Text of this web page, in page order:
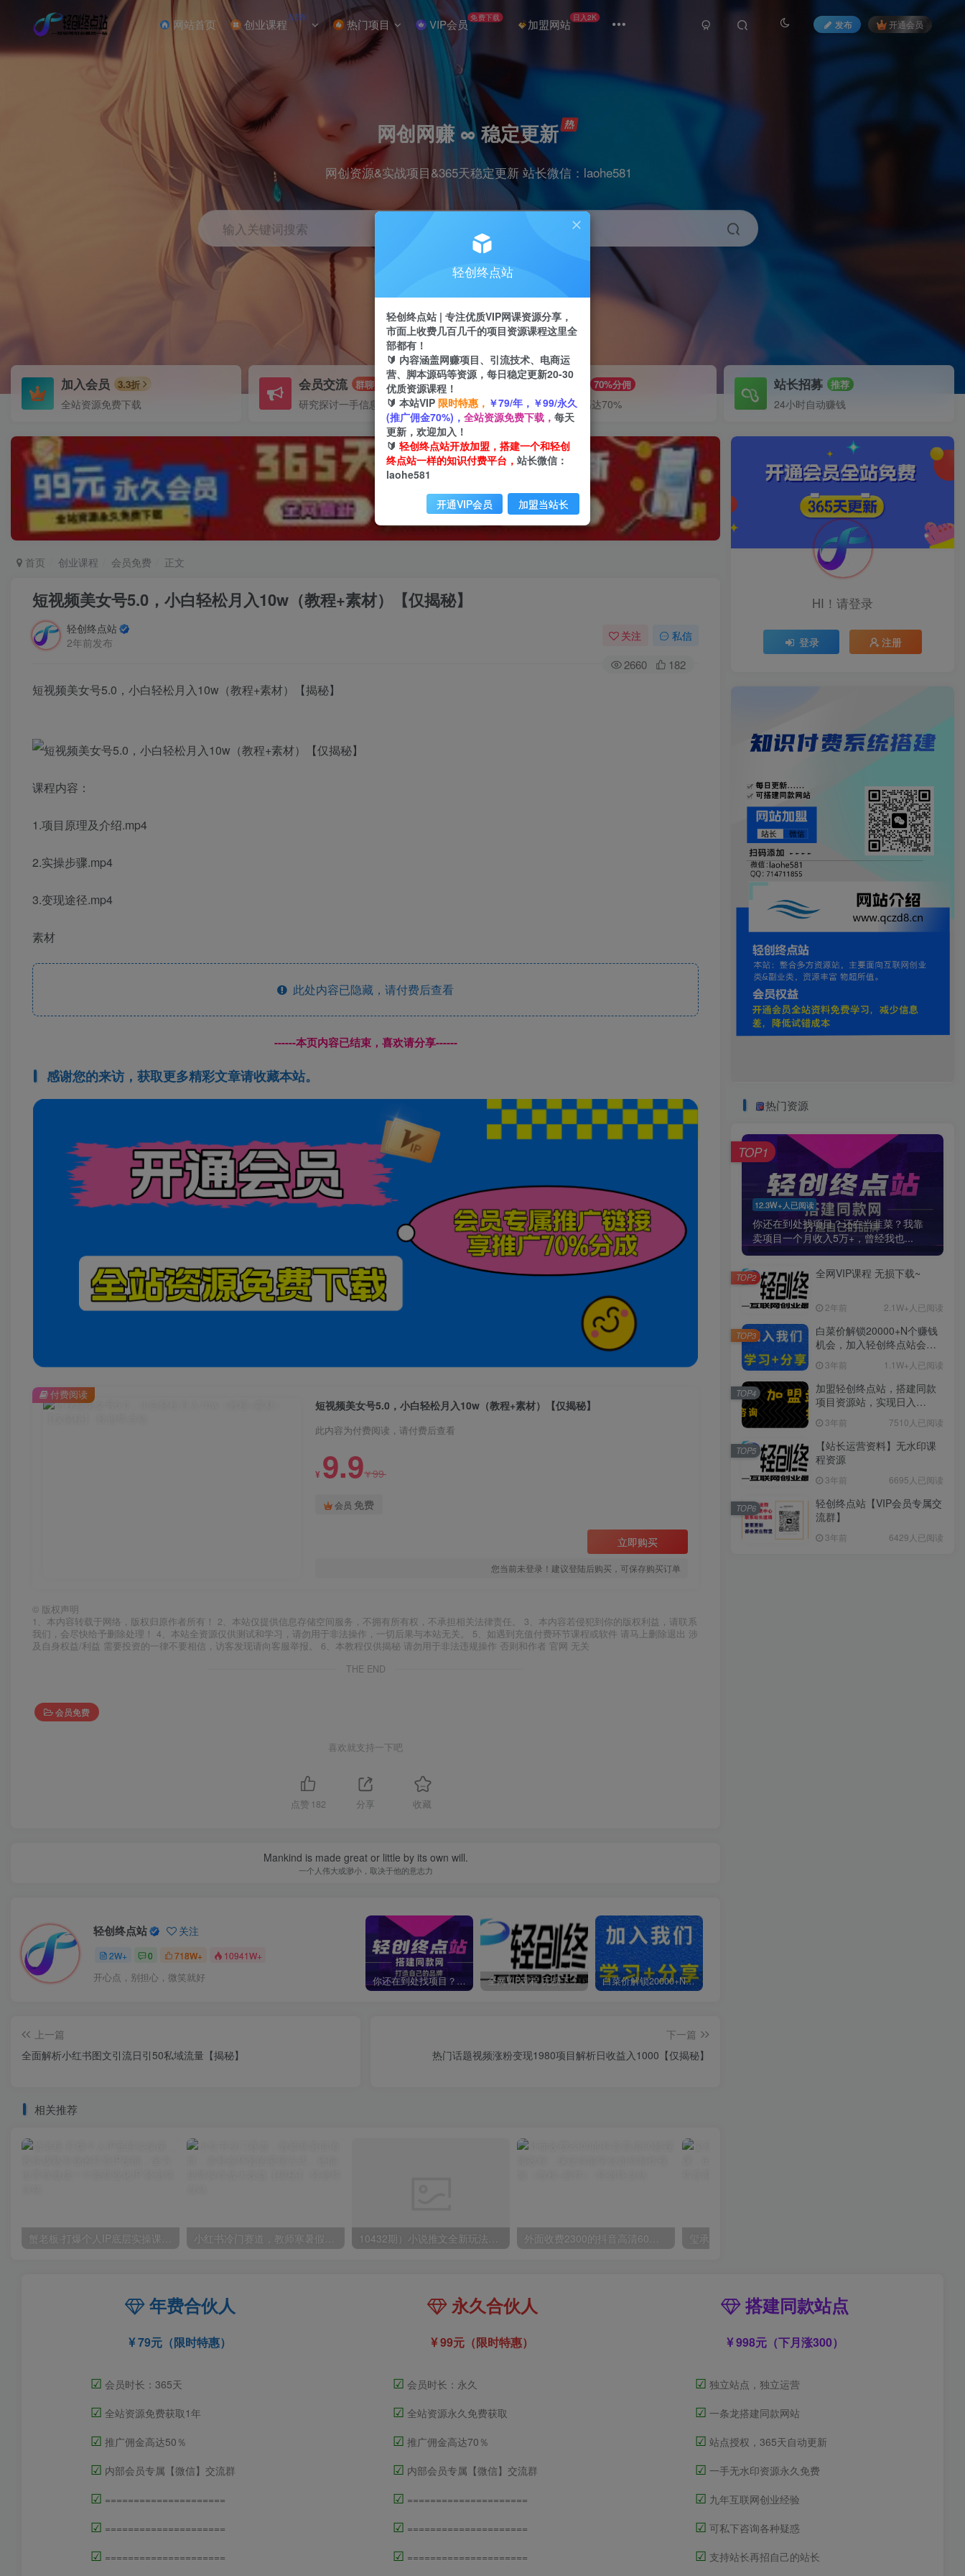
网站首页 创业课程 NEW 热门项目 VIP会员 免费下载 加盟网站 日入2K
发布 开通会员
网创网赚 ∞ 稳定更新
网创资源&实战项目&365天稳定更新 站长微信：laohe581
输入关键词搜索
剪辑 引流 带货
加入会员 3.3折
全站资源免费下载
会员交流 群聊
研究探讨一手信息差
推广赚钱 70%分佣
推广返佣高达70%
站长招募 推荐
24小时自动赚钱
首页 创业课程 会员免费 正文
短视频美女号5.0，小白轻松月入10w（教程+素材）【仅揭秘】
轻创终点站
2年前发布
关注 私信
2660 182
短视频美女号5.0，小白轻松月入10w（教程+素材）【揭秘】
课程内容：
1.项目原理及介绍.mp4
2.实操步骤.mp4
3.变现途径.mp4
素材
此处内容已隐藏，请付费后查看
------本页内容已结束，喜欢请分享------
感谢您的来访，获取更多精彩文章请收藏本站。
短视频美女号5.0，小白轻松月入10w（教程+素材）【仅揭秘】
此内容为付费阅读，请付费后查看
¥ 9.9¥99
会员 免费
立即购买
您当前未登录！建议登陆后购买，可保存购买订单
付费阅读
© 版权声明
1、本内容转载于网络，版权归原作者所有！ 2、本站仅提供信息存储空间服务，不拥有所有权，不承担相关法律责任。 3、本内容若侵犯到你的版权利益，请联系
我们，会尽快给予删除处理！ 4、本站全资源仅供测试和学习，请勿用于非法操作，一切后果与本站无关。 5、如遇到充值付费环节课程或软件 请马上删除退出 涉
及自身权益/利益 需要投资的一律不要相信，访客发现请向客服举报。 6、本教程仅供揭秘 请勿用于非法违规操作 否则和作者 官网 无关
THE END
会员免费
喜欢就支持一下吧
点赞 182 分享 收藏
Mankind is made great or little by its own will.
一个人伟大或渺小，取决于他的意志力
轻创终点站 关注
2W+ 0 718W+ 10941W+
开心点，别担心，微笑就好 你还在到处找项目？还在当韭菜？我靠卖项目一个月收入5万+，曾经我也是个失败者。 全网VIP课程 无损下载~ 白菜价解锁20000+N个赚钱机会，加入轻创终点站会员，全站资源免费学习。
上一篇
全面解析小红书图文引流日引50私域流量【揭秘】
下一篇
热门话题视频涨粉变现1980项目解析日收益入1000【仅揭秘】
相关推荐
蟹老板·打爆个人IP底层实操课，教你成熟专业的打造IP技能，全方位带你做成一个能商业化IP 小红书冷门赛道，教师寒暑假项目，多种连环套的变现方式，还能矩阵操作放大收益【揭秘】 10432期）小说推文全新玩法，5分钟一条原创视频，结合中视频bilibili赚多份收益 外面收费2300的抖音高清60帧视频教程，保证你能学会如何制作视频（教程+插件）
HI！请登录
登录 注册
热门资源
12.3W+人已阅读
你还在到处找项目？还在当韭菜？我靠
卖项目一个月收入5万+，曾经我也...
TOP1
全网VIP课程 无损下载~
2年前 2.1W+人已阅读
TOP2
白菜价解锁20000+N个赚钱
机会，加入轻创终点站会
3年前 1.1W+人已阅读
TOP3
加盟轻创终点站，搭建同款
项目资源站，实现日入
3年前 7510人已阅读
TOP4
【站长运营资料】无水印课
程资源
3年前 6695人已阅读
TOP5
轻创终点站【VIP会员专属交
流群】
3年前 6429人已阅读
TOP6
年费合伙人
79元（限时特惠）
☑ 会员时长：365天
☑ 全站资源免费获取1年
☑ 推广佣金高达50％
☑ 内部会员专属【微信】交流群
☑ =====================
☑ =====================
☑ =====================
永久合伙人
99元（限时特惠）
☑ 会员时长：永久
☑ 全站资源永久免费获取
☑ 推广佣金高达70％
☑ 内部会员专属【微信】交流群
☑ =====================
☑ =====================
☑ =====================
搭建同款站点
998元（下月涨300）
☑ 独立站点，独立运营
☑ 一条龙搭建同款网站
☑ 站点授权，365天自动更新
☑ 一手无水印资源永久免费
☑ 九年互联网创业经验
☑ 可私下咨询各种疑惑
☑ 支持站长再招自己的站长
轻创终点站
轻创终点站 | 专注优质VIP网课资源分享，
市面上收费几百几千的项目资源课程这里全
部都有！
🔰 内容涵盖网赚项目、引流技术、电商运
营、脚本源码等资源，每日稳定更新20-30
优质资源课程！
🔰 本站VIP 限时特惠， ￥79/年，￥99/永久
(推广佣金70%)， 全站资源免费下载， 每天
更新，欢迎加入！
🔰 轻创终点站开放加盟，搭建一个和轻创
终点站一样的知识付费平台， 站长微信：
laohe581
开通VIP会员 加盟当站长